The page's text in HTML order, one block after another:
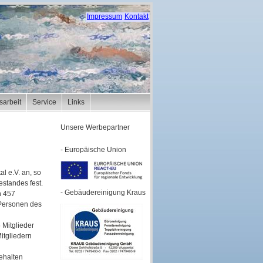
Impressum Kontakt
Service Links
e.V. an, so
fest.
457
des
Mitglieder
Unsere Werbepartner
- Europäische Union
- Gebäudereinigung Kraus